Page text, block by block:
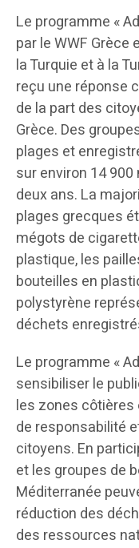
Le programme «
par le WWF Grèce
la Turquie et à la
reçu une réponse
de la part des
Grèce. Des
plages et
sur environ 14
deux ans. La
plages grecques
mégots de
plastique, les
bouteilles en
polystyrène
déchets
Le programme «
sensibiliser le
les zones
de responsabilité
citoyens. En
et les groupes de
Méditerranée
réduction des
des ressources